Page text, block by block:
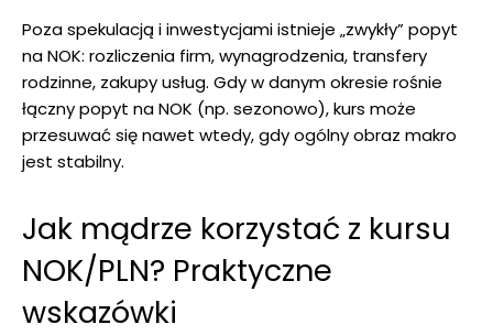
Poza spekulacją i inwestycjami istnieje „zwykły” popyt
na NOK: rozliczenia firm, wynagrodzenia, transfery
rodzinne, zakupy usług. Gdy w danym okresie rośnie
łączny popyt na NOK (np. sezonowo), kurs może
przesuwać się nawet wtedy, gdy ogólny obraz makro
jest stabilny.
Jak mądrze korzystać z kursu
NOK/PLN? Praktyczne
wskazówki